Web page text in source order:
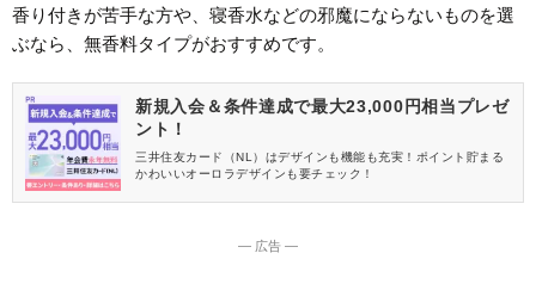
香り付きが苦手な方や、寝香水などの邪魔にならないものを選
ぶなら、無香料タイプがおすすめです。
新規入会＆条件達成で最大23,000円相当プレゼ
ント！
三井住友カード（NL）はデザインも機能も充実！ポイント貯まる
かわいいオーロラデザインも要チェック！
― 広告 ―